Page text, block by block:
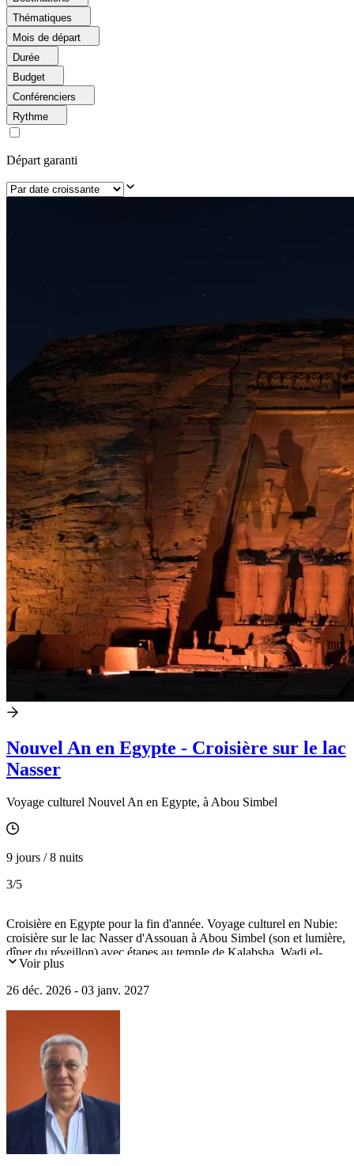
Thématiques
Mois de départ
Durée
Budget
Conférenciers
Rythme
Départ garanti
Nouvel An en Egypte - Croisière sur le lac
Nasser
Voyage culturel Nouvel An en Egypte, à Abou Simbel
9 jours / 8 nuits
3/5
Croisière en Egypte pour la fin d'année. Voyage culturel en Nubie:
croisière sur le lac Nasser d'Assouan à Abou Simbel (son et lumière,
dîner du réveillon) avec étapes au temple de Kalabsha, Wadi el-
Seboua, temple d’Amada.
Voir plus
26 déc. 2026 - 03 janv. 2027